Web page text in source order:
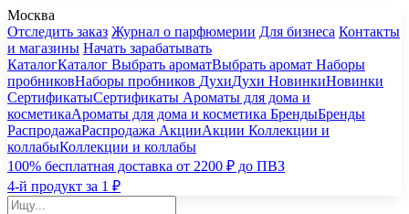
Москва
Отследить заказ Журнал о парфюмерии Для бизнеса Контакты
и магазины Начать зарабатывать
КаталогКаталог Выбрать ароматВыбрать аромат Наборы
пробниковНаборы пробников ДухиДухи НовинкиНовинки
СертификатыСертификаты Ароматы для дома и
косметикаАроматы для дома и косметика БрендыБренды
РаспродажаРаспродажа АкцииАкции Коллекции и
коллабыКоллекции и коллабы
100% бесплатная доставка от 2200 ₽ до ПВЗ
4-й продукт за 1 ₽